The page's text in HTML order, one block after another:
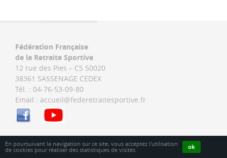
En poursuivant la navigation sur ce site, vous acceptez l'utilisation
de cookies pour réaliser des statistiques de visites.
ok
Fédération Française
de la Retraite Sportive
12 rue des Pies – CS 50020
38361 SASSENAGE CEDEX
Tél. : 04-76-53-09-80
Email : accueil@federetraitesportive.fr